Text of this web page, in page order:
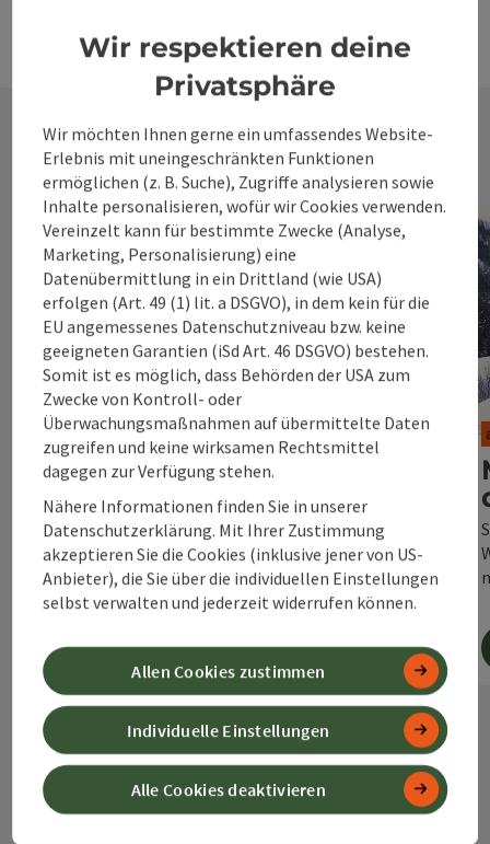
360° Alpenland zum Buchen nah.
ab € 69 pro Person
1st Line Skiabenteuer für
Frühaufsteher inkl.
Nächtigung
ab 1 Nacht in der gewählten Unterkunft
Teilnahme 1st Line Skiabenteuer
Wurzeralm
jetzt buchen
Wir respektieren deine
Privatsphäre
Wir möchten Ihnen gerne ein umfassendes Website-
Erlebnis mit uneingeschränkten Funktionen
ermöglichen (z. B. Suche), Zugriffe analysieren sowie
Inhalte personalisieren, wofür wir Cookies verwenden.
Vereinzelt kann für bestimmte Zwecke (Analyse,
Marketing, Personalisierung) eine
Datenübermittlung in ein Drittland (wie USA)
erfolgen (Art. 49 (1) lit. a DSGVO), in dem kein für die
EU angemessenes Datenschutzniveau bzw. keine
geeigneten Garantien (iSd Art. 46 DSGVO) bestehen.
Somit ist es möglich, dass Behörden der USA zum
Zwecke von Kontroll- oder
Überwachungsmaßnahmen auf übermittelte Daten
zugreifen und keine wirksamen Rechtsmittel
dagegen zur Verfügung stehen.
Nähere Informationen finden Sie in unserer
Datenschutzerklärung. Mit Ihrer Zustimmung
akzeptieren Sie die Cookies (inklusive jener von US-
Anbieter), die Sie über die individuellen Einstellungen
selbst verwalten und jederzeit widerrufen können.
Alle Cookies deaktivieren
Individuelle Einstellungen
Allen Cookies zustimmen